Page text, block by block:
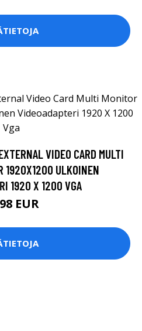
VIDEO CARD MULTI
1920X1200 ULKOINEN
1920 X 1200 VGA
EUR